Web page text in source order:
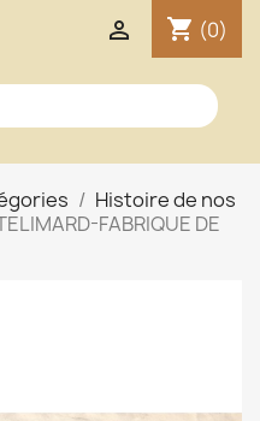
shopping_cart (0)

Histoire de nos
FABRIQUE DE